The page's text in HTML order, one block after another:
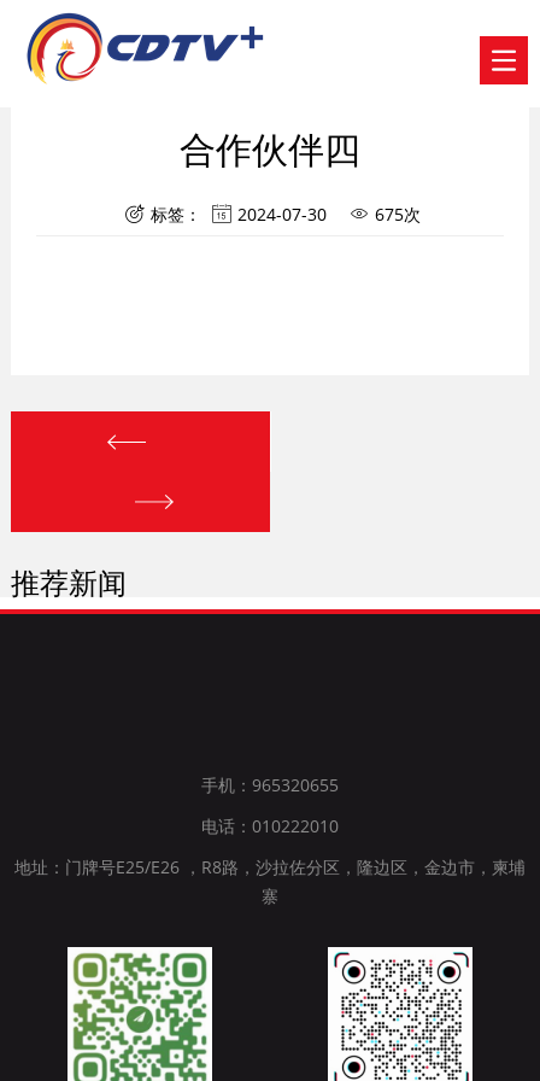
合作伙伴四
 标签：  2024-07-30  675次
推荐新闻
手机：965320655
电话：010222010
地址：门牌号E25/E26 ，R8路，沙拉佐分区，隆边区，金边市，柬埔
寨